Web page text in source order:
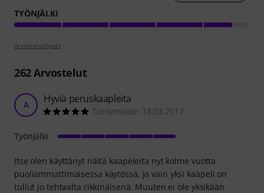
TYÖNJÄLKI
Arvosteluohjeet
262Arvostelut
A Hyviä peruskaapleita
Tuntematon 18.03.2017
Itse olen käyttänyt näitä kaapeleita nyt kolme vuotta
puoliammattimaisessa käytössä, ja vain yksi kaapeli on
tullut jo tehtaalta rikkinäisenä. Muuten ei ole yksikään
Työnjälki